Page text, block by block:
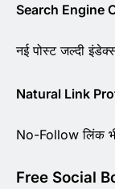
Search Engine
नई पोस्ट जल्दी
Natural Link
No-Follow लिंक
Free Social